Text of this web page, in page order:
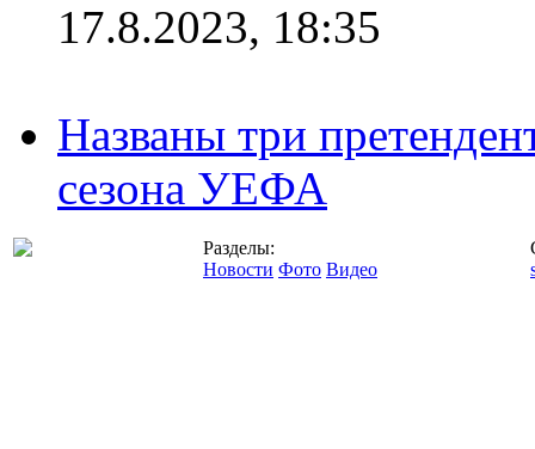
17.8.2023, 18:35
Названы три
сезона УЕФА
Разделы:
Новости Фото Видео